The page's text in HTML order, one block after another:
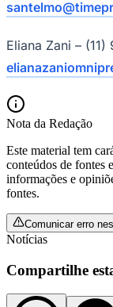
Vasco
Eliana Zani –
Nota da Redação
Este material tem
conteúdos de fontes
informações e
fontes.
Comunicar erro
Notícias
Compartilhe